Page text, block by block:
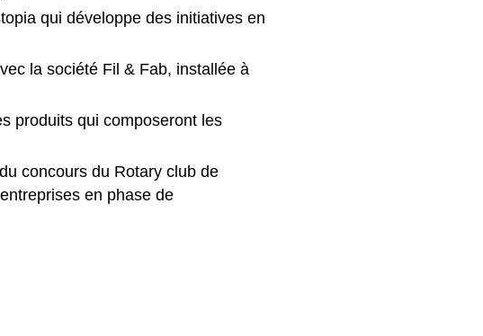
qui développe des initiatives en
la société Fil & Fab, installée à
produits qui composeront les
concours du Rotary club de
en phase de